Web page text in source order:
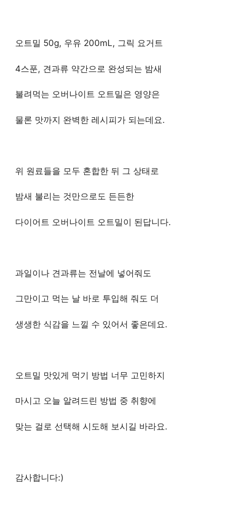
오트밀 50g, 우유 200mL, 그릭 요거트
4스푼, 견과류 약간으로 완성되는 밤새
불려먹는 오버나이트 오트밀은 영양은
물론 맛까지 완벽한 레시피가 되는데요.
위 원료들을 모두 혼합한 뒤 그 상태로
밤새 불리는 것만으로도 든든한
다이어트 오버나이트 오트밀이 된답니다.
과일이나 견과류는 전날에 넣어줘도
그만이고 먹는 날 바로 투입해 줘도 더
생생한 식감을 느낄 수 있어서 좋은데요.
오트밀 맛있게 먹기 방법 너무 고민하지
마시고 오늘 알려드린 방법 중 취향에
맞는 걸로 선택해 시도해 보시길 바라요.
감사합니다:)​